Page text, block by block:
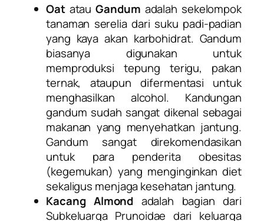
OatatauGandum adalah sekelompok
tanaman serelia dari suku padi-padian
yang kaya akan karbohidrat. Gandum
biasanya digunakan untuk
memproduksi tepung terigu, pakan
ternak, ataupun difermentasi untuk
menghasilkan alcohol. Kandungan
gandum sudah sangat dikenal sebagai
makanan yang menyehatkan jantung.
Gandum sangat direkomendasikan
untuk para penderita obesitas
(kegemukan) yang menginginkan diet
sekaligus menjaga kesehatan jantung.
Kacang Almond adalah bagian dari
Subkeluarga Prunoidae dari keluarga